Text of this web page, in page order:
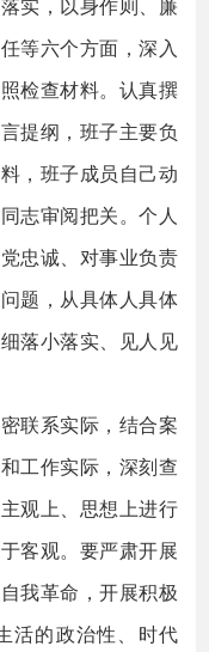
等六个方面，深入
检查材料。认真撰
提纲，班子主要负
，班子成员自己动
志审阅把关。个人
忠诚、对事业负责
题，从具体人具体
落小落实、见人见
联系实际，结合案
工作实际，深刻查
观上、思想上进行
客观。要严肃开展
我革命，开展积极
活的政治性、时代